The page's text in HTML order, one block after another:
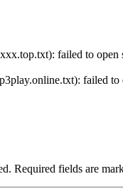
failed to
failed
Required fields are